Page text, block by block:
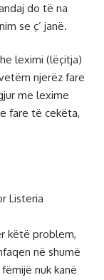
do të na
se ç’ janë.
leximi (lëçitja)
njerëz fare
me lexime
fare të cekëta,
Listeria
këtë problem,
në shumë
nuk kanë